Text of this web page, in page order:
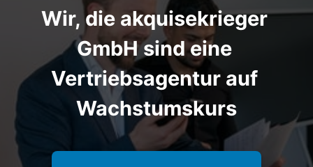
Wir, die
akquisekrieger
GmbH sind
eine
Vertriebsagentur
auf
Wachstumskurs